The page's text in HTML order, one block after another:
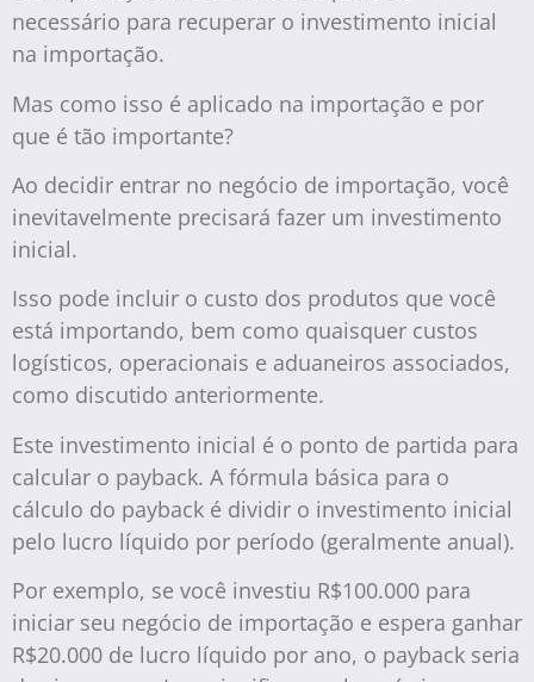
necessário para recuperar o investimento inicial
na importação.
Mas como isso é aplicado na importação e por
que é tão importante?
Ao decidir entrar no negócio de importação, você
inevitavelmente precisará fazer um investimento
inicial.
Isso pode incluir o custo dos produtos que você
está importando, bem como quaisquer custos
logísticos, operacionais e aduaneiros associados,
como discutido anteriormente.
Este investimento inicial é o ponto de partida para
calcular o payback. A fórmula básica para o
cálculo do payback é dividir o investimento inicial
pelo lucro líquido por período (geralmente anual).
Por exemplo, se você investiu R$100.000 para
iniciar seu negócio de importação e espera ganhar
R$20.000 de lucro líquido por ano, o payback seria